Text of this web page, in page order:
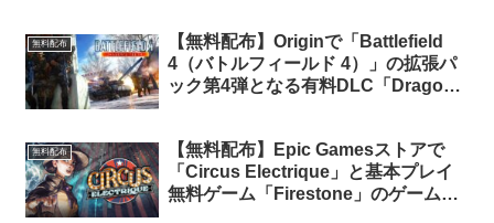
無料配布
【無料配布】Originで「Battlefield
4（バトルフィールド 4）」の拡張パ
ック第4弾となる有料DLC「Dragon’s
無料配布
【無料配布】Epic Gamesストアで
「Circus Electrique」と基本プレイ
無料ゲーム「Firestone」のゲーム内